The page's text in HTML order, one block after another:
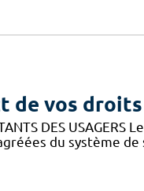
de vos droits
DES
du système